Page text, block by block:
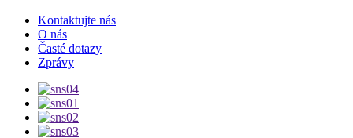
Kontaktujte nás
O nás
Časté dotazy
Zprávy